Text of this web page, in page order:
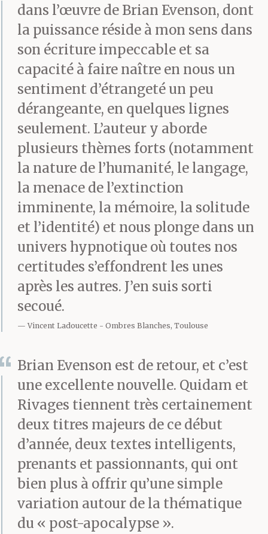
dans l’œuvre de Brian Evenson, dont
la puissance réside à mon sens dans
son écriture impeccable et sa
capacité à faire naître en nous un
sentiment d’étrangeté un peu
dérangeante, en quelques lignes
seulement. L’auteur y aborde
plusieurs thèmes forts (notamment
la nature de l’humanité, le langage,
la menace de l’extinction
imminente, la mémoire, la solitude
et l’identité) et nous plonge dans un
univers hypnotique où toutes nos
certitudes s’effondrent les unes
après les autres. J’en suis sorti
secoué.
Vincent Ladoucette Ombres Blanches, Toulouse
Brian Evenson est de retour, et c’est
une excellente nouvelle. Quidam et
Rivages tiennent très certainement
deux titres majeurs de ce début
d’année, deux textes intelligents,
prenants et passionnants, qui ont
bien plus à offrir qu’une simple
variation autour de la thématique
du « post-apocalypse ».